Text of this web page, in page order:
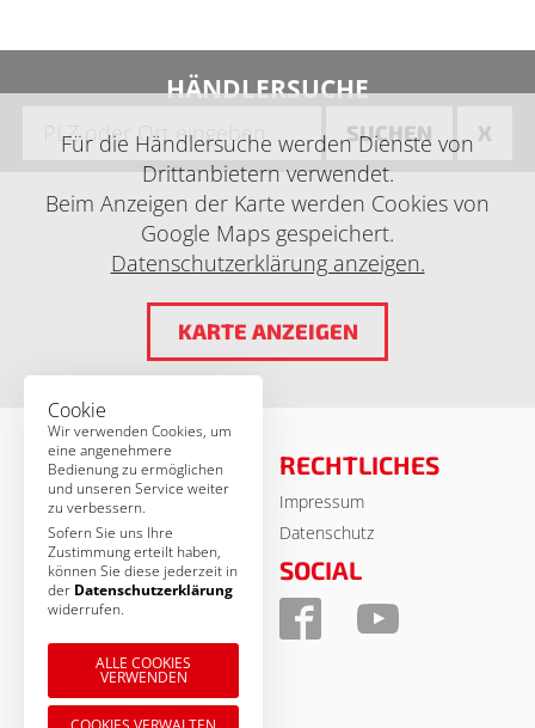
HÄNDLERSUCHE
SUCHEN X
Für die Händlersuche werden Dienste von
Drittanbietern verwendet.
Beim Anzeigen der Karte werden Cookies von
Google Maps gespeichert.
Datenschutzerklärung anzeigen.
KARTE ANZEIGEN
© MSA Germany 2026
RECHTLICHES
Impressum
Datenschutz
KONTAKT
MSA Motor Sport Accessoires
Am Forst 17 b
D-92637 Weiden
Tel.: 09 61 / 38 85 - 0
SOCIAL
Cookie
Wir verwenden Cookies, um
eine angenehmere
Bedienung zu ermöglichen
und unseren Service weiter
zu verbessern.
Sofern Sie uns Ihre
Zustimmung erteilt haben,
können Sie diese jederzeit in
der Datenschutzerklärung
widerrufen.
ALLE COOKIES
VERWENDEN